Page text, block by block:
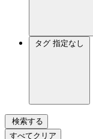
タグ 指定なし
検索する
すべてクリア